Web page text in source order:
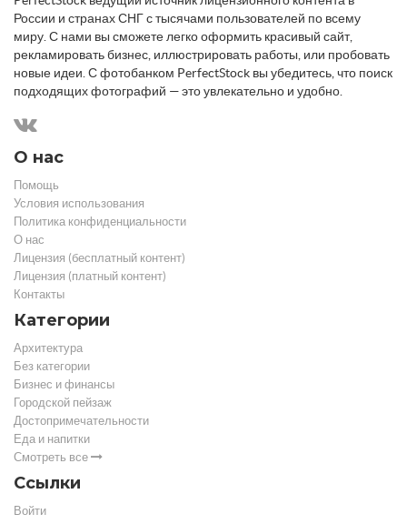
России и странах СНГ с тысячами пользователей по всему
миру. С нами вы сможете легко оформить красивый сайт,
рекламировать бизнес, иллюстрировать работы, или пробовать
новые идеи. С фотобанком PerfectStock вы убедитесь, что поиск
подходящих фотографий — это увлекательно и удобно.
О нас
Помощь
Условия использования
Политика конфиденциальности
О нас
Лицензия (бесплатный контент)
Лицензия (платный контент)
Контакты
Категории
Архитектура
Без категории
Бизнес и финансы
Городской пейзаж
Достопримечательности
Еда и напитки
Смотреть все
Ссылки
Войти